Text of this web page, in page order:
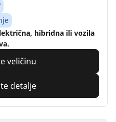
hibridna ili vozila
veličinu
detalje